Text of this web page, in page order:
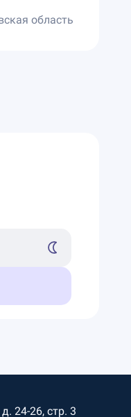
область
24-26, стр. 3